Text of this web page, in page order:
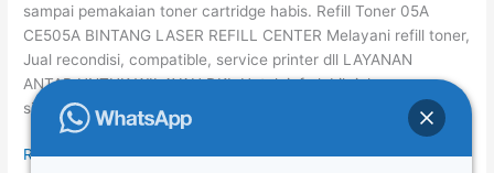
sampai pemakaian toner cartridge habis. Refill Toner 05A
CE505A BINTANG LASER REFILL CENTER Melayani refill toner,
Jual recondisi, compatible, service printer dll LAYANAN
ANTAR UNTUK WILAYAH DKI. Untuk info lebih jelasnya
silahkan hubungi costumer service kami. TLP/WhatsApp […]
Read More »